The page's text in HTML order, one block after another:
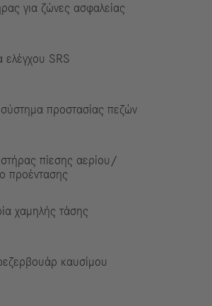
για ζώνες ασφαλείας
ελέγχου SRS
προστασίας πεζών
πίεσης αερίου/
προέντασης
χαμηλής τάσης
καυσίμου